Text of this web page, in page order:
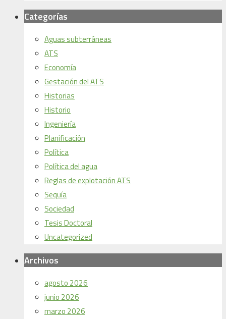
Categorías
Aguas subterráneas
ATS
Economía
Gestación del ATS
Historias
Historio
Ingeniería
Planificación
Política
Política del agua
Reglas de explotación ATS
Sequía
Sociedad
Tesis Doctoral
Uncategorized
Archivos
agosto 2026
junio 2026
marzo 2026